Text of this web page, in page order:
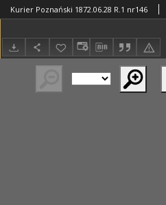
Kurier Poznański 1872.06.28 R.1 nr146